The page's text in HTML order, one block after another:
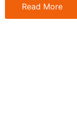
Read More